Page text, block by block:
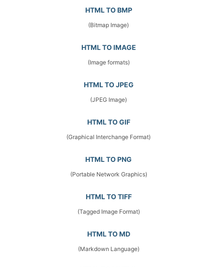
HTML TO BMP
(Bitmap Image)
HTML TO IMAGE
(Image formats)
HTML TO JPEG
(JPEG Image)
HTML TO GIF
(Graphical Interchange Format)
HTML TO PNG
(Portable Network Graphics)
HTML TO TIFF
(Tagged Image Format)
HTML TO MD
(Markdown Language)